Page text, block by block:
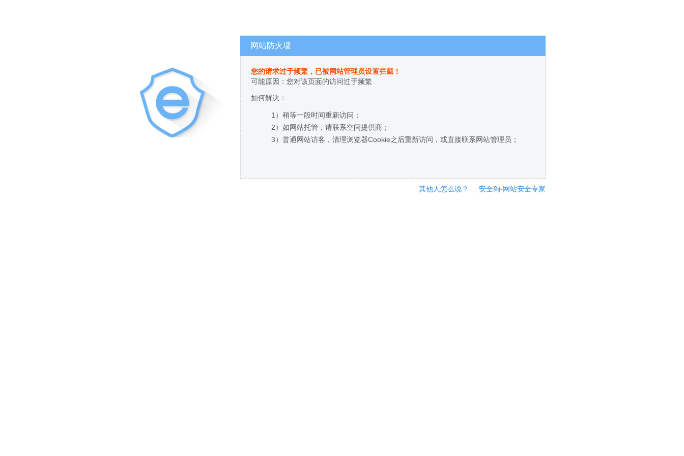
网站防火墙
您的请求过于频繁，已被网站管理员设置拦截！
可能原因：您对该页面的访问过于频繁
如何解决：
1）稍等一段时间重新访问；
2）如网站托管，请联系空间提供商；
3）普通网站访客，清理浏览器Cookie之后重新访问，或直接联系网站管理员；
其他人怎么说？ 安全狗-网站安全专家